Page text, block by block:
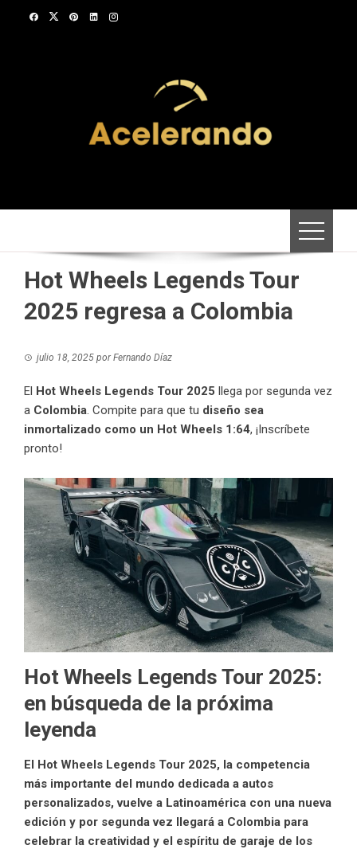
Hot Wheels Legends Tour
2025 regresa a Colombia
julio 18, 2025 porFernando Díaz
El Hot Wheels Legends Tour 2025 llega por segunda vez
a Colombia. Compite para que tu diseño sea
inmortalizado como un Hot Wheels 1:64, ¡Inscríbete
pronto!
Hot Wheels Legends Tour 2025:
en búsqueda de la próxima
leyenda
El Hot Wheels Legends Tour 2025, la competencia
más importante del mundo dedicada a autos
personalizados, vuelve a Latinoamérica con una nueva
edición y por segunda vez llegará a Colombia para
celebrar la creatividad y el espíritu de garaje de los